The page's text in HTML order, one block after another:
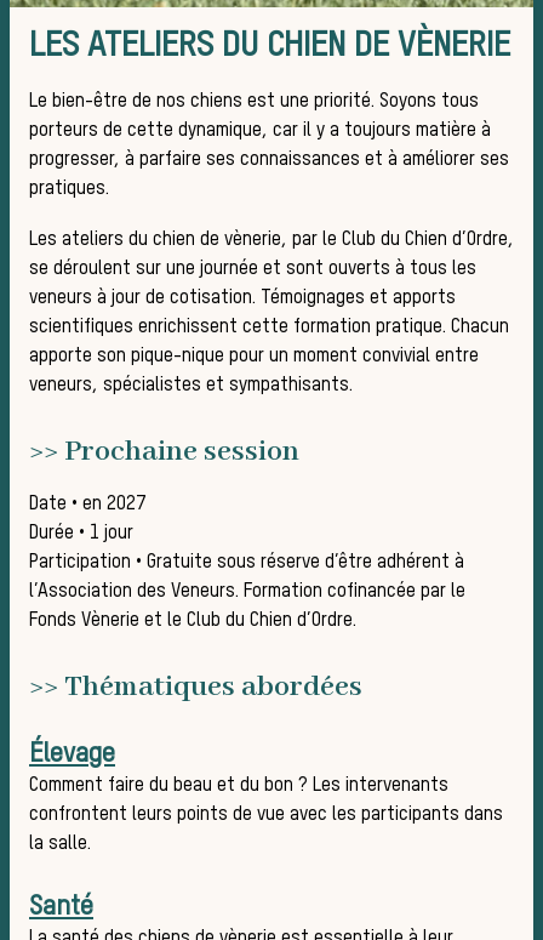
LES ATELIERS DU CHIEN DE VÈNERIE
Le bien-être de nos chiens est une priorité. Soyons tous
porteurs de cette dynamique, car il y a toujours matière à
progresser, à parfaire ses connaissances et à améliorer ses
pratiques.
Les ateliers du chien de vènerie, par le Club du Chien d’Ordre,
se déroulent sur une journée et sont ouverts à tous les
veneurs à jour de cotisation. Témoignages et apports
scientifiques enrichissent cette formation pratique. Chacun
apporte son pique-nique pour un moment convivial entre
veneurs, spécialistes et sympathisants.
>> Prochaine session
Date • en 2027
Durée • 1 jour
Participation • Gratuite sous réserve d’être adhérent à
l’Association des Veneurs. Formation cofinancée par le
Fonds Vènerie et le Club du Chien d’Ordre.
>> Thématiques abordées
Élevage
Comment faire du beau et du bon ? Les intervenants
confrontent leurs points de vue avec les participants dans
la salle.
Santé